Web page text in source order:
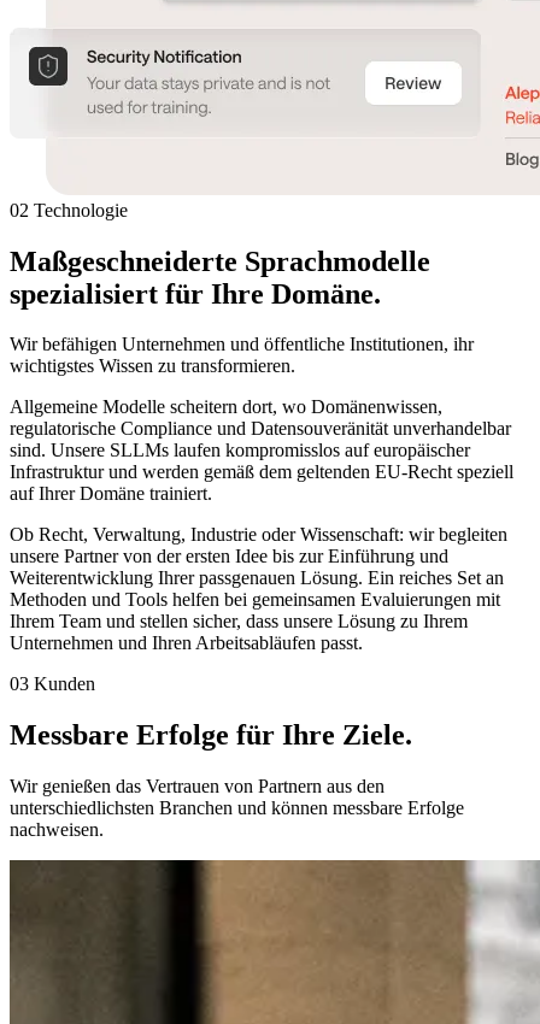
02 Technologie
Maßgeschneiderte Sprachmodelle
spezialisiert für Ihre Domäne.
Wir befähigen Unternehmen und öffentliche Institutionen, ihr
wichtigstes Wissen zu transformieren.
Allgemeine Modelle scheitern dort, wo Domänenwissen,
regulatorische Compliance und Datensouveränität unverhandelbar
sind. Unsere SLLMs laufen kompromisslos auf europäischer
Infrastruktur und werden gemäß dem geltenden EU-Recht speziell
auf Ihrer Domäne trainiert.
Ob Recht, Verwaltung, Industrie oder Wissenschaft: wir begleiten
unsere Partner von der ersten Idee bis zur Einführung und
Weiterentwicklung Ihrer passgenauen Lösung. Ein reiches Set an
Methoden und Tools helfen bei gemeinsamen Evaluierungen mit
Ihrem Team und stellen sicher, dass unsere Lösung zu Ihrem
Unternehmen und Ihren Arbeitsabläufen passt.
03 Kunden
Messbare Erfolge für Ihre Ziele.
Wir genießen das Vertrauen von Partnern aus den
unterschiedlichsten Branchen und können messbare Erfolge
nachweisen.